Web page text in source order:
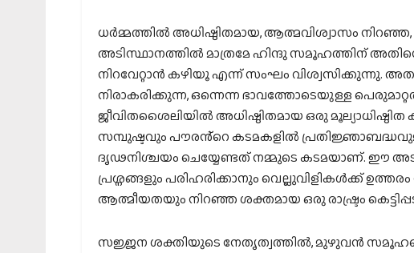
ധർമ്മത്തിൽ അധിഷ്ഠിതമായ, ആത്മവിശ്വാസം നിറഞ്ഞ,
അടിസ്ഥാനത്തിൽ മാത്രമേ ഹിന്ദു സമൂഹത്തിന്
നിറവേറ്റാൻ കഴിയൂ എന്ന് സംഘം വിശ്വസിക്കുന്നു.
നിരാകരിക്കുന്ന, ഒന്നെന്ന ഭാവത്തോടെയുള്ള
ജീവിതശൈലിയിൽ അധിഷ്ഠിതമായ ഒരു
സമ്പുഷ്ടവും പൗരൻ്റെ കടമകളിൽ
ദൃഢനിശ്ചയം ചെയ്യേണ്ടത് നമ്മുടെ കടമയാണ്. ഈ
പ്രശ്നങ്ങളും പരിഹരിക്കാനും വെല്ലുവിളികൾക്ക്
ആത്മീയതയും നിറഞ്ഞ ശക്തമായ ഒരു രാഷ്ട്രം
സജ്ജന ശക്തിയുടെ നേതൃത്വത്തിൽ, മുഴുവൻ